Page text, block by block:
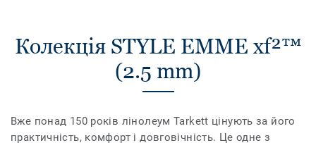
Колекція STYLE EMME xf²™
(2.5 mm)
Вже понад 150 років лінолеум Tarkett цінують за його
практичність, комфорт і довговічність. Це одне з